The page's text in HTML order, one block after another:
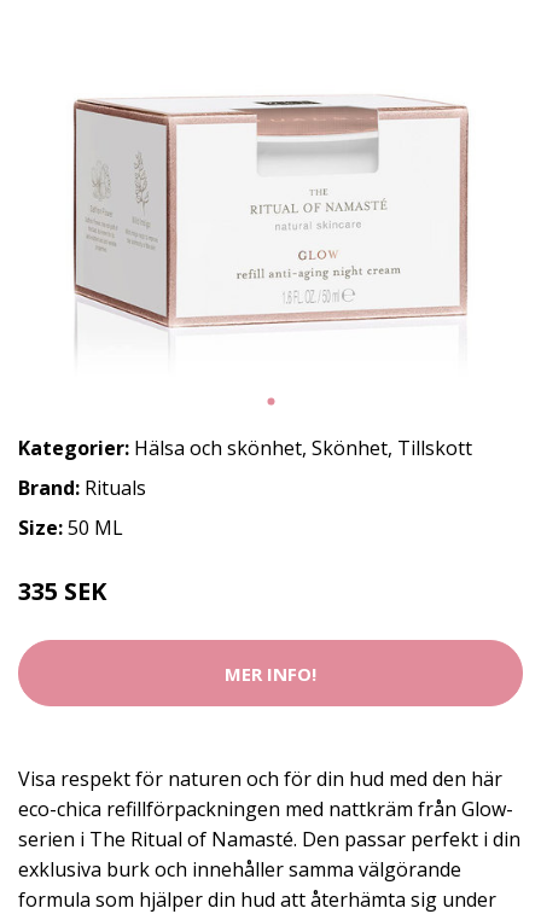
Kategorier: Hälsa och skönhet, Skönhet, Tillskott
Brand: Rituals
Size:50 ML
335 SEK
MER INFO!
Visa respekt för naturen och för din hud med den här
eco-chica refillförpackningen med nattkräm från Glow-
serien i The Ritual of Namasté. Den passar perfekt i din
exklusiva burk och innehåller samma välgörande
formula som hjälper din hud att återhämta sig under